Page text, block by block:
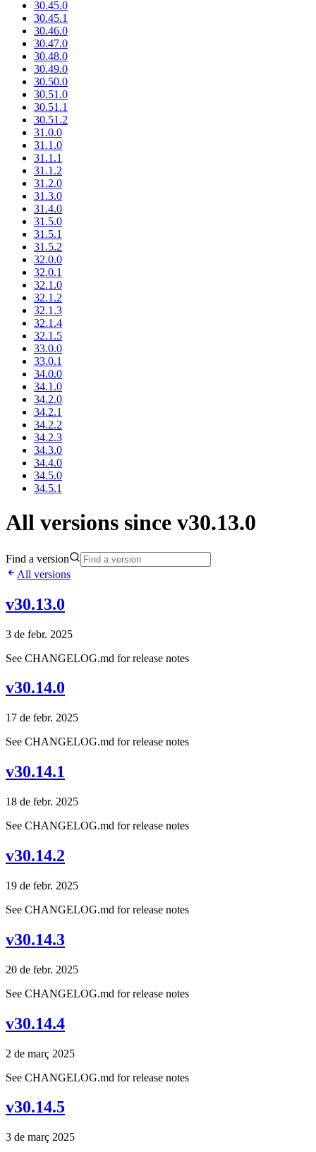
30.45.0
30.45.1
30.46.0
30.47.0
30.48.0
30.49.0
30.50.0
30.51.0
30.51.1
30.51.2
31.0.0
31.1.0
31.1.1
31.1.2
31.2.0
31.3.0
31.4.0
31.5.0
31.5.1
31.5.2
32.0.0
32.0.1
32.1.0
32.1.2
32.1.3
32.1.4
32.1.5
33.0.0
33.0.1
34.0.0
34.1.0
34.2.0
34.2.1
34.2.2
34.2.3
34.3.0
34.4.0
34.5.0
34.5.1
All versions since v30.13.0
Find a version
All versions
v30.13.0
3 de febr. 2025
See CHANGELOG.md for release notes
v30.14.0
17 de febr. 2025
See CHANGELOG.md for release notes
v30.14.1
18 de febr. 2025
See CHANGELOG.md for release notes
v30.14.2
19 de febr. 2025
See CHANGELOG.md for release notes
v30.14.3
20 de febr. 2025
See CHANGELOG.md for release notes
v30.14.4
2 de març 2025
See CHANGELOG.md for release notes
v30.14.5
3 de març 2025